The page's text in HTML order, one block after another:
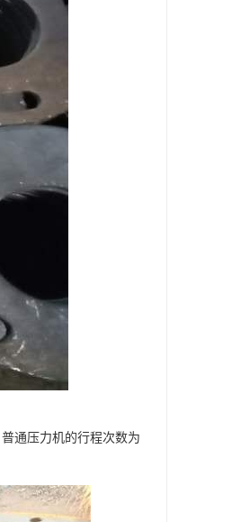
通压力机的行程次数为